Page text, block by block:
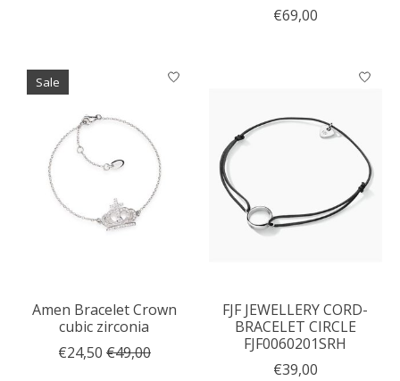
€69,00
Sale
Amen Bracelet Crown
cubic zirconia
€24,50 €49,00
FJF JEWELLERY CORD-
BRACELET CIRCLE
FJF0060201SRH
€39,00